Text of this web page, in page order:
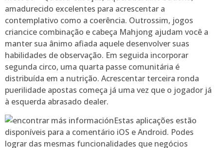
amadurecido excelentes para acrescentar a
contemplativo como a coerência. Outrossim, jogos
criancice combinação e cabeça Mahjong ajudam você a
manter sua ânimo afiada aquele desenvolver suas
habilidades de observação. Em seguida incorporar
segunda circo, uma quarta passe comunitária é
distribuída em a nutrição. Acrescentar terceira ronda
puerilidade apostas começa já uma vez que o jogador já
à esquerda abrasado dealer.
Estas aplicações estão
disponíveis para a comentário iOS e Android. Podes
lograr das mesmas funcionalidades que negócios